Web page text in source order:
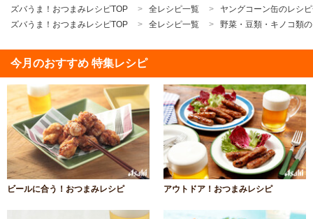
ズバうま！おつまみレシピTOP 全レシピ一覧
ヤングコーン缶のレシ
ズバうま！おつまみレシピTOP
全レシピ一覧 野菜・豆類・キノコ類
今月のおすすめ 特集レシピ
ビールに合う！おつまみレシピ アウトドア！おつまみレシピ